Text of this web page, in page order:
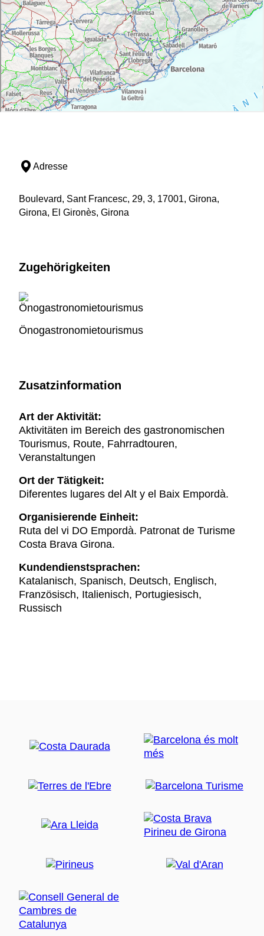
Adresse
Boulevard, Sant Francesc, 29, 3, 17001, Girona,
Girona, El Gironès, Girona
Zugehörigkeiten
Önogastronomietourismus
Zusatzinformation
Art der Aktivität:
Aktivitäten im Bereich des gastronomischen
Tourismus, Route, Fahrradtouren,
Veranstaltungen
Ort der Tätigkeit:
Diferentes lugares del Alt y el Baix Empordà.
Organisierende Einheit:
Ruta del vi DO Empordà. Patronat de Turisme
Costa Brava Girona.
Kundendienstsprachen:
Katalanisch, Spanisch, Deutsch, Englisch,
Französisch, Italienisch, Portugiesisch,
Russisch